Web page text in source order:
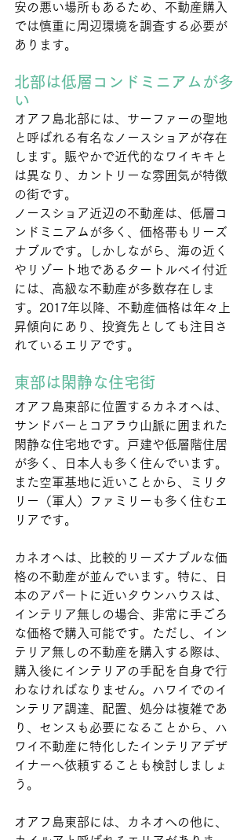
安の悪い場所もあるため、不動産購入
では慎重に周辺環境を調査する必要が
あります。
北部は低層コンドミニアムが多
い
オアフ島北部には、サーファーの聖地
と呼ばれる有名なノースショアが存在
します。賑やかで近代的なワイキキと
は異なり、カントリーな雰囲気が特徴
の街です。
ノースショア近辺の不動産は、低層コ
ンドミニアムが多く、価格帯もリーズ
ナブルです。しかしながら、海の近く
やリゾート地であるタートルベイ付近
には、高級な不動産が多数存在しま
す。2017年以降、不動産価格は年々上
昇傾向にあり、投資先としても注目さ
れているエリアです。
東部は閑静な住宅街
オアフ島東部に位置するカネオヘは、
サンドバーとコアラウ山脈に囲まれた
閑静な住宅地です。戸建や低層階住居
が多く、日本人も多く住んでいます。
また空軍基地に近いことから、ミリタ
リー（軍人）ファミリーも多く住むエ
リアです。
カネオヘは、比較的リーズナブルな価
格の不動産が並んでいます。特に、日
本のアパートに近いタウンハウスは、
インテリア無しの場合、非常に手ごろ
な価格で購入可能です。ただし、イン
テリア無しの不動産を購入する際は、
購入後にインテリアの手配を自身で行
わなければなりません。ハワイでのイ
ンテリア調達、配置、処分は複雑であ
り、センスも必要になることから、ハ
ワイ不動産に特化したインテリアデザ
イナーへ依頼することも検討しましょ
う。
オアフ島東部には、カネオヘの他に、